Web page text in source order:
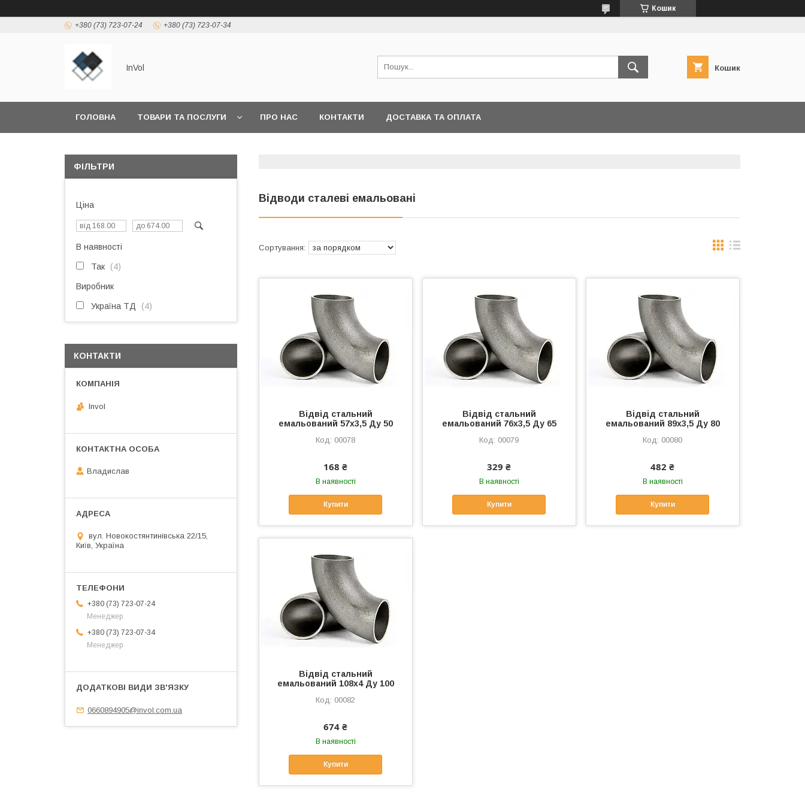
Кошик
+380 (73) 723-07-24 +380 (73) 723-07-34
InVol Кошик
ГОЛОВНА ТОВАРИ ТА ПОСЛУГИ ПРО НАС КОНТАКТИ ДОСТАВКА ТА ОПЛАТА
Відводи сталеві емальовані
Відвід стальний
емальований 57х3,5 Ду 50
00078
168 ₴
В наявності
Купити
Відвід стальний
емальований 76х3,5 Ду 65
00079
329 ₴
В наявності
Купити
Відвід стальний
емальований 89х3,5 Ду 80
00080
482 ₴
В наявності
Купити
Відвід стальний
емальований 108х4 Ду 100
00082
674 ₴
В наявності
Купити
ФІЛЬТРИ
Ціна
В наявності
Так 4
Виробник
Україна ТД 4
КОНТАКТИ
Invol
Владислав
вул. Новокостянтинівська 22/15,
Київ, Україна
+380 (73) 723-07-24
Менеджер
+380 (73) 723-07-34
Менеджер
0660894905@invol.com.ua